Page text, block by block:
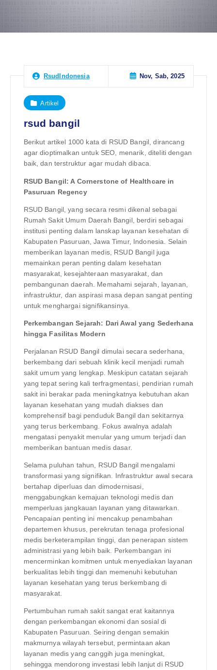
RsudIndonesia Nov, Sab, 2025
Artikel
rsud bangil
Berikut artikel 1000 kata di RSUD Bangil, dirancang
agar dioptimalkan untuk SEO, menarik, diteliti dengan
baik, dan terstruktur agar mudah dibaca.
RSUD Bangil: A Cornerstone of Healthcare in
Pasuruan Regency
RSUD Bangil, yang secara resmi dikenal sebagai
Rumah Sakit Umum Daerah Bangil, berdiri sebagai
institusi penting dalam lanskap layanan kesehatan di
Kabupaten Pasuruan, Jawa Timur, Indonesia. Selain
memberikan layanan medis, RSUD Bangil juga
memainkan peran penting dalam kesehatan
masyarakat, kesejahteraan masyarakat, dan
pembangunan daerah. Memahami sejarah, layanan,
infrastruktur, dan aspirasi masa depan sangat penting
untuk menghargai signifikansinya.
Perkembangan Sejarah: Dari Awal yang Sederhana
hingga Fasilitas Modern
Perjalanan RSUD Bangil dimulai secara sederhana,
berkembang dari sebuah klinik kecil menjadi rumah
sakit umum yang lengkap. Meskipun catatan sejarah
yang tepat sering kali terfragmentasi, pendirian rumah
sakit ini berakar pada meningkatnya kebutuhan akan
layanan kesehatan yang mudah diakses dan
komprehensif bagi penduduk Bangil dan sekitarnya
yang terus berkembang. Fokus awalnya adalah
mengatasi penyakit menular yang umum terjadi dan
memberikan bantuan medis dasar.
Selama puluhan tahun, RSUD Bangil mengalami
transformasi yang signifikan. Infrastruktur awal secara
bertahap diperluas dan dimodernisasi,
menggabungkan kemajuan teknologi medis dan
memperluas jangkauan layanan yang ditawarkan.
Pencapaian penting ini mencakup penambahan
departemen khusus, perekrutan tenaga profesional
medis berketerampilan tinggi, dan penerapan sistem
administrasi yang lebih baik. Perkembangan ini
mencerminkan komitmen untuk menyediakan layanan
berkualitas lebih tinggi dan memenuhi kebutuhan
layanan kesehatan yang terus berkembang di
masyarakat.
Pertumbuhan rumah sakit sangat erat kaitannya
dengan perkembangan ekonomi dan sosial di
Kabupaten Pasuruan. Seiring dengan semakin
makmurnya wilayah tersebut, permintaan akan
layanan medis yang canggih juga meningkat,
sehingga mendorong investasi lebih lanjut di RSUD